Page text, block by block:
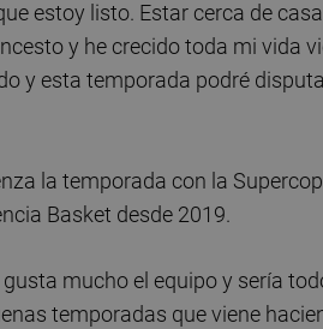
estoy listo. Estar cerca de
y he crecido toda mi vida
y esta temporada podré
la temporada con la
Basket desde 2019.
mucho el equipo y sería
temporadas que viene